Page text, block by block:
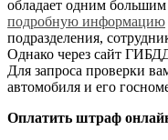
обладает одним
подробную информацию
подразделения,
Однако через сайт
Для запроса проверки
автомобиля и его
Оплатить штраф